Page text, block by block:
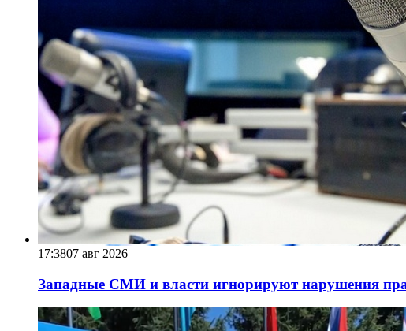
17:3807 авг 2026
Западные СМИ и власти игнорируют нарушения